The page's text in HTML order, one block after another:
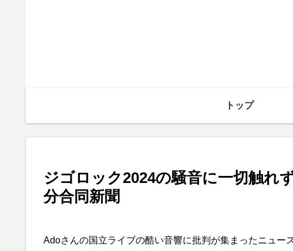
トップ
ジゴロック2024の騒音に一切触れ
分合同新聞
Adoさんの国立ライブの酷い音響に批判が集まったニュー